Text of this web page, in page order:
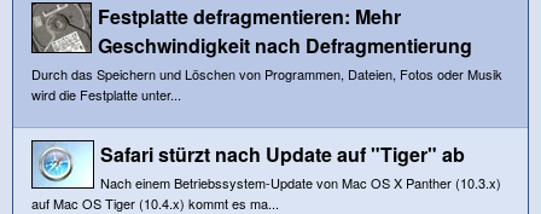
Festplatte defragmentieren: Mehr
Geschwindigkeit nach Defragmentierung
Durch das Speichern und Löschen von Programmen, Dateien, Fotos oder Musik
wird die Festplatte unter...
Safari stürzt nach Update auf "Tiger" ab
Nach einem Betriebssystem-Update von Mac OS X Panther (10.3.x)
auf Mac OS Tiger (10.4.x) kommt es ma...